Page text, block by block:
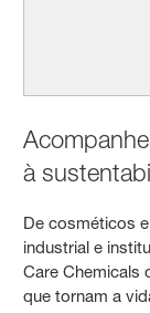
à
De cosméticos
industrial e
Care Chemicals
que tornam a